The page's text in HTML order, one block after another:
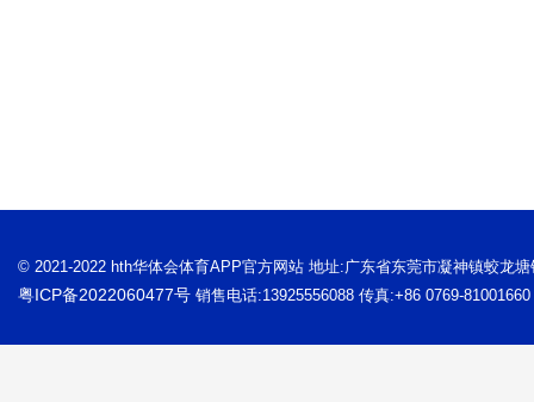
© 2021-2022 hth华体会体育APP官方网站 地址:广东省东莞市凝神镇蛟龙
粤ICP备2022060477号 销售电话:13925556088 传真:+86 0769-81001660